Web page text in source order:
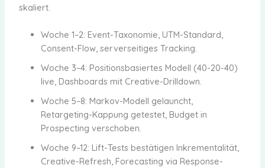
skaliert.
Woche 1–2: Event-Taxonomie, UTM-Standard,
Consent-Flow, serverseitiges Tracking.
Woche 3–4: Positionsbasiertes Modell (40-20-40)
live, Dashboards mit Creative-Drilldown.
Woche 5–8: Markov-Modell gelauncht,
Retargeting-Kappung getestet, Budget in
Prospecting verschoben.
Woche 9–12: Lift-Tests bestätigen Inkrementalität,
Creative-Refresh, Forecasting via Response-